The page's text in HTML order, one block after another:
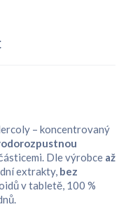
– koncentrovaný
Dle výrobce až
extrakty, bez
v tabletě, 100 %